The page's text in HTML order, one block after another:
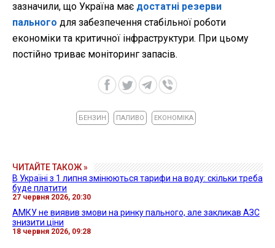
зазначили, що Україна має достатні резерви
пального для забезпечення стабільної роботи
економіки та критичної інфраструктури. При цьому
постійно триває моніторинг запасів.
БЕНЗИН ПАЛИВО ЕКОНОМІКА
ЧИТАЙТЕ ТАКОЖ »
В Україні з 1 липня змінюються тарифи на воду: скільки треба
буде платити
27 червня 2026, 20:30
АМКУ не виявив змови на ринку пального, але закликав АЗС
знизити ціни
18 червня 2026, 09:28